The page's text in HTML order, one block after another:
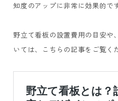
知度のアップに非常に効果的で
野立て看板の設置費用の目安や
いては、こちらの記事をご覧く